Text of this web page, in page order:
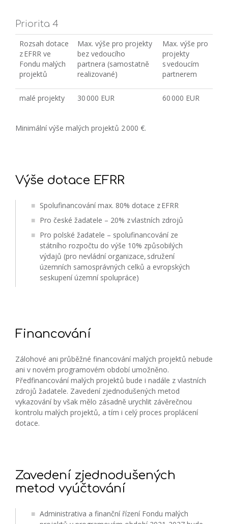
Priorita 4
Rozsah dotace
z EFRR ve
Fondu malých
projektů
Max. výše pro projekty
bez vedoucího
partnera (samostatně
realizované)
Max. výše pro
projekty
s vedoucím
partnerem
malé projekty 30 000 EUR 60 000 EUR
Minimální výše malých projektů 2 000 €.
Výše dotace EFRR
Spolufinancování max. 80% dotace z EFRR
Pro české žadatele – 20% z vlastních zdrojů
Pro polské žadatele – spolufinancování ze
státního rozpočtu do výše 10% způsobilých
výdajů (pro nevládní organizace, sdružení
územních samosprávných celků a evropských
seskupení územní spolupráce)
Financování
Zálohové ani průběžné financování malých projektů nebude
ani v novém programovém období umožněno.
Předfinancování malých projektů bude i nadále z vlastních
zdrojů žadatele. Zavedení zjednodušených metod
vykazování by však mělo zásadně urychlit závěrečnou
kontrolu malých projektů, a tím i celý proces proplácení
dotace.
Zavedení zjednodušených
metod vyúčtování
Administrativa a finanční řízení Fondu malých